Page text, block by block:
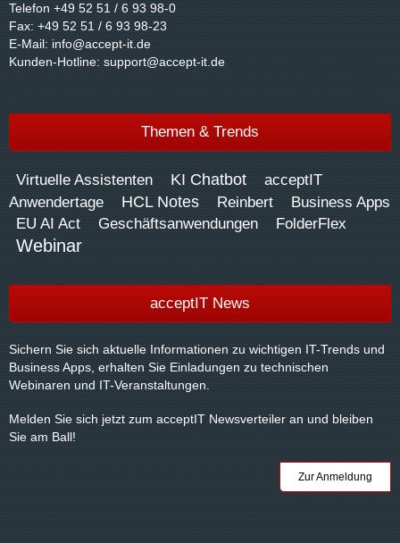
Telefon +49 52 51 / 6 93 98-0
Fax: +49 52 51 / 6 93 98-23
E-Mail: info@accept-it.de
Kunden-Hotline: support@accept-it.de
Themen & Trends
Virtuelle Assistenten KI Chatbot
acceptIT
Anwendertage
HCL Notes Reinbert
Business Apps
EU AI Act
Geschäftsanwendungen FolderFlex
Webinar
acceptIT News
Sichern Sie sich aktuelle Informationen zu wichtigen IT-Trends und
Business Apps, erhalten Sie Einladungen zu technischen
Webinaren und IT-Veranstaltungen.
Melden Sie sich jetzt zum acceptIT Newsverteiler an und bleiben
Sie am Ball!
Zur Anmeldung